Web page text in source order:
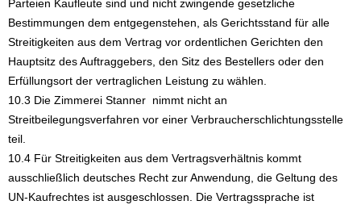
Parteien Kaufleute sind und nicht zwingende gesetzliche
Bestimmungen dem entgegenstehen, als Gerichtsstand für alle
Streitigkeiten aus dem Vertrag vor ordentlichen Gerichten den
Hauptsitz des Auftraggebers, den Sitz des Bestellers oder den
Erfüllungsort der vertraglichen Leistung zu wählen.
10.3 Die Zimmerei Stanner nimmt nicht an
Streitbeilegungsverfahren vor einer Verbraucherschlichtungsstelle
teil.
10.4 Für Streitigkeiten aus dem Vertragsverhältnis kommt
ausschließlich deutsches Recht zur Anwendung, die Geltung des
UN-Kaufrechtes ist ausgeschlossen. Die Vertragssprache ist